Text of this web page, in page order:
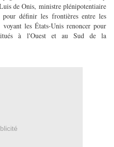
de Onis, ministre plénipotentiaire
pour définir les frontières entre les
les États-Unis renoncer pour
à l'Ouest et au Sud de la